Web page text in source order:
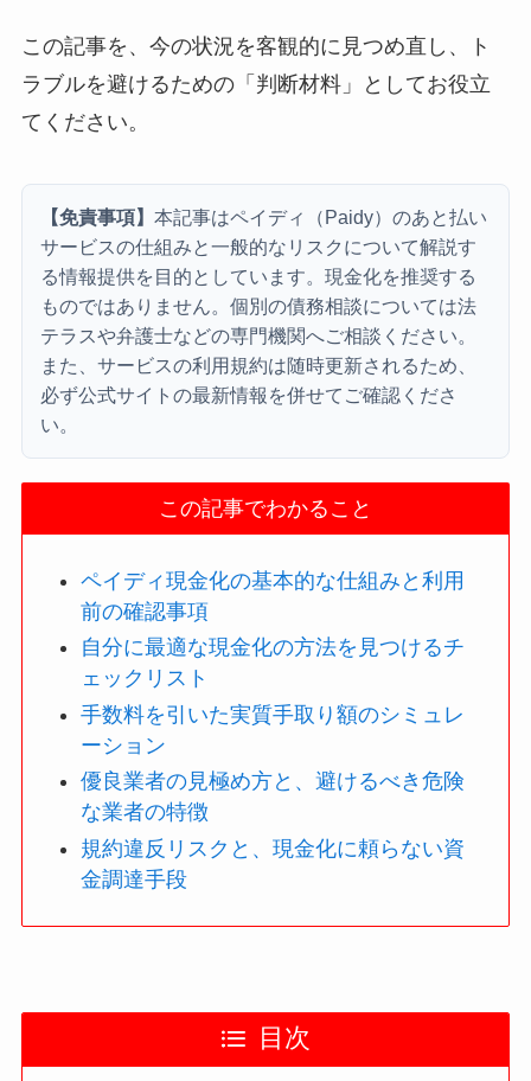
この記事を、今の状況を客観的に見つめ直し、ト
ラブルを避けるための「判断材料」としてお役立
てください。
【免責事項】 本記事はペイディ（Paidy）のあと払い
サービスの仕組みと一般的なリスクについて解説す
る情報提供を目的としています。現金化を推奨する
ものではありません。個別の債務相談については法
テラスや弁護士などの専門機関へご相談ください。
また、サービスの利用規約は随時更新されるため、
必ず公式サイトの最新情報を併せてご確認くださ
い。
この記事でわかること
ペイディ現金化の基本的な仕組みと利用
前の確認事項
自分に最適な現金化の方法を見つけるチ
ェックリスト
手数料を引いた実質手取り額のシミュレ
ーション
優良業者の見極め方と、避けるべき危険
な業者の特徴
規約違反リスクと、現金化に頼らない資
金調達手段
目次